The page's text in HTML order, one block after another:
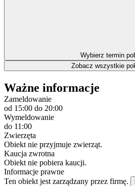
Wybierz termin
Zobacz wszystkie
Ważne informacje
Zameldowanie
od 15:00 do 20:00
Wymeldowanie
do 11:00
Zwierzęta
Obiekt nie przyjmuje zwierząt.
Kaucja zwrotna
Obiekt nie pobiera kaucji.
Informacje prawne
Ten obiekt jest zarządzany przez firmę.